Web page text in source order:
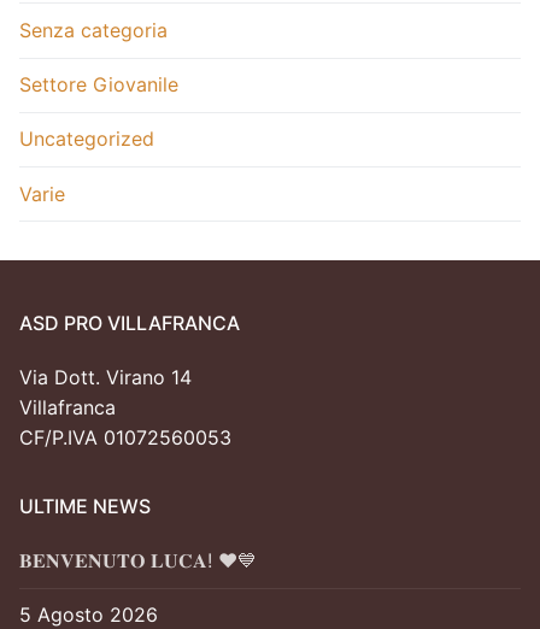
Senza categoria
Settore Giovanile
Uncategorized
Varie
ASD PRO VILLAFRANCA
Via Dott. Virano 14
Villafranca
CF/P.IVA 01072560053
ULTIME NEWS
𝐁𝐄𝐍𝐕𝐄𝐍𝐔𝐓𝐎 𝐋𝐔𝐂𝐀! ❤️💙
5 Agosto 2026